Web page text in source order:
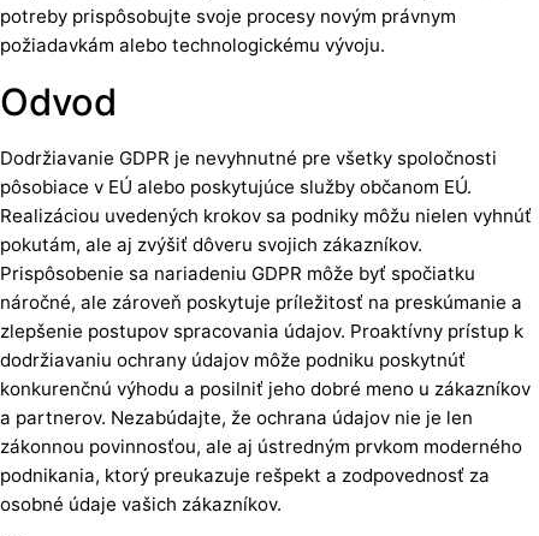
potreby prispôsobujte svoje procesy novým právnym
požiadavkám alebo technologickému vývoju.
Odvod
Dodržiavanie GDPR je nevyhnutné pre všetky spoločnosti
pôsobiace v EÚ alebo poskytujúce služby občanom EÚ.
Realizáciou uvedených krokov sa podniky môžu nielen vyhnúť
pokutám, ale aj zvýšiť dôveru svojich zákazníkov.
Prispôsobenie sa nariadeniu GDPR môže byť spočiatku
náročné, ale zároveň poskytuje príležitosť na preskúmanie a
zlepšenie postupov spracovania údajov. Proaktívny prístup k
dodržiavaniu ochrany údajov môže podniku poskytnúť
konkurenčnú výhodu a posilniť jeho dobré meno u zákazníkov
a partnerov. Nezabúdajte, že ochrana údajov nie je len
zákonnou povinnosťou, ale aj ústredným prvkom moderného
podnikania, ktorý preukazuje rešpekt a zodpovednosť za
osobné údaje vašich zákazníkov.